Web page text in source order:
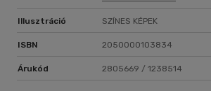
Illusztráció SZÍNES KÉPEK
ISBN 2050000103834
Árukód 2805669 / 1238514